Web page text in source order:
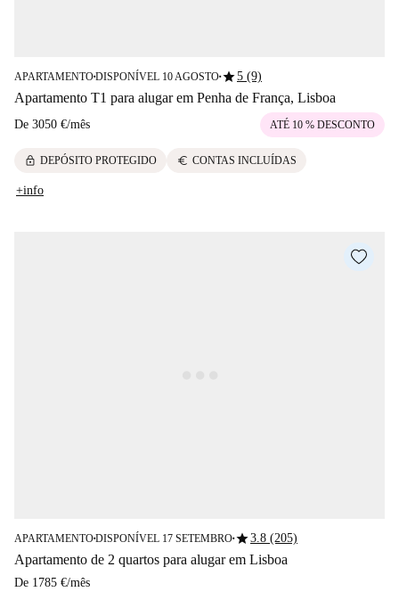
APARTAMENTO■DISPONÍVEL 10 AGOSTO■star5 (9)
Apartamento T1 para alugar em Penha de França, Lisboa
De 3050 €/mês ATÉ 10 % DESCONTO
lock DEPÓSITO PROTEGIDO euro CONTAS INCLUÍDAS
+info
APARTAMENTO■DISPONÍVEL 17 SETEMBRO■star3.8 (205)
Apartamento de 2 quartos para alugar em Lisboa
De 1785 €/mês